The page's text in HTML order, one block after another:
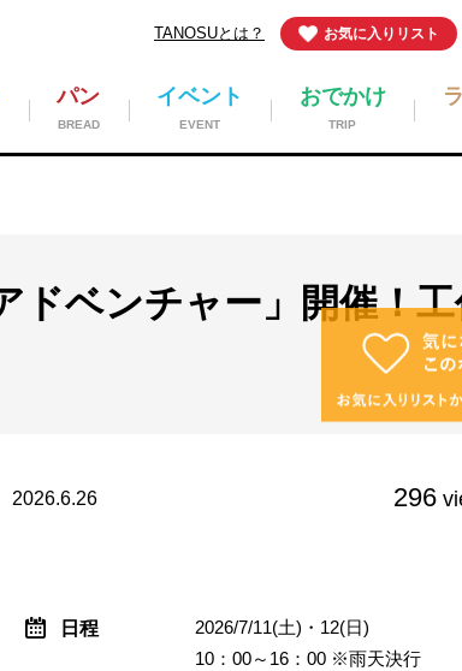
お気に入りリスト
TANOSUとは？
おでかけ
TRIP
イベント
EVENT
パン
BREAD
ドベンチャー」開催！
2026.6.26 296
日程
2026/7/11(土)・12(日)
10：00～16：00 ※雨天決行